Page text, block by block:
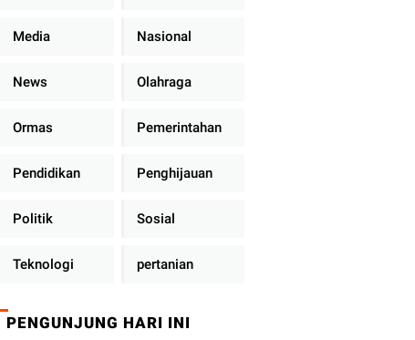
Media Nasional
News Olahraga
Ormas Pemerintahan
Pendidikan Penghijauan
Politik Sosial
Teknologi pertanian
PENGUNJUNG HARI INI